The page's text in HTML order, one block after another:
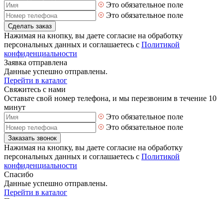
Это обязательное поле
Это обязательное поле
Сделать заказ
Нажимая на кнопку, вы даете согласие на обработку
персональных данных и соглашаетесь с Политикой
конфиденциальности
Заявка отправлена
Данные успешно отправлены.
Перейти в каталог
Свяжитесь с нами
Оставьте свой номер телефона, и мы перезвоним в течение 10
минут
Это обязательное поле
Это обязательное поле
Заказать звонок
Нажимая на кнопку, вы даете согласие на обработку
персональных данных и соглашаетесь с Политикой
конфиденциальности
Спасибо
Данные успешно отправлены.
Перейти в каталог